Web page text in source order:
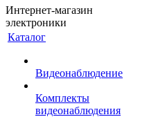
Интернет-магазин
электроники
Каталог
Видеонаблюдение
Комплекты
видеонаблюдения